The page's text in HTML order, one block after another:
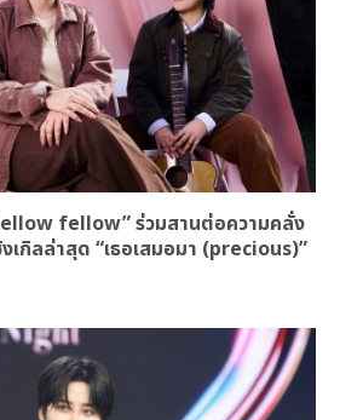
fellow” ร่วมสานต่อความคลั่ง
กิลล่าสุด “เธอเสมอมา (precious)”